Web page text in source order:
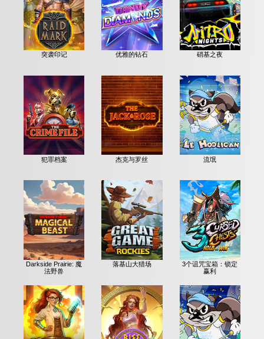
突袭印记 优雅的钻石 硝基之夜
犯罪档案 杰克与罗丝 流氓
Darkside Prairie: 魔
法野兽
落基山大猎场
3个诅咒宝箱：锁定
赢利